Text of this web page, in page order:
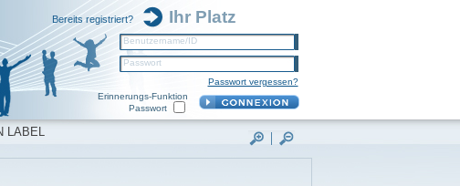
Bereits registriert? Ihr Platz
Benutzername/ID
Passwort
Passwort vergessen?
Erinnerungs-Funktion
Passwort
LABEL